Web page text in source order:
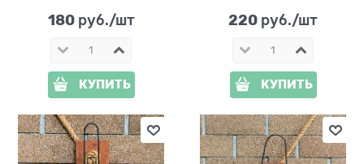
180 руб./шт
КУПИТЬ
220 руб./шт
КУПИТЬ